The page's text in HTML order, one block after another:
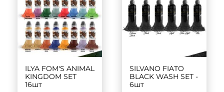
ILYA FOM'S ANIMAL
KINGDOM SET
16шт
SILVANO FIATO
BLACK WASH SET -
6шт